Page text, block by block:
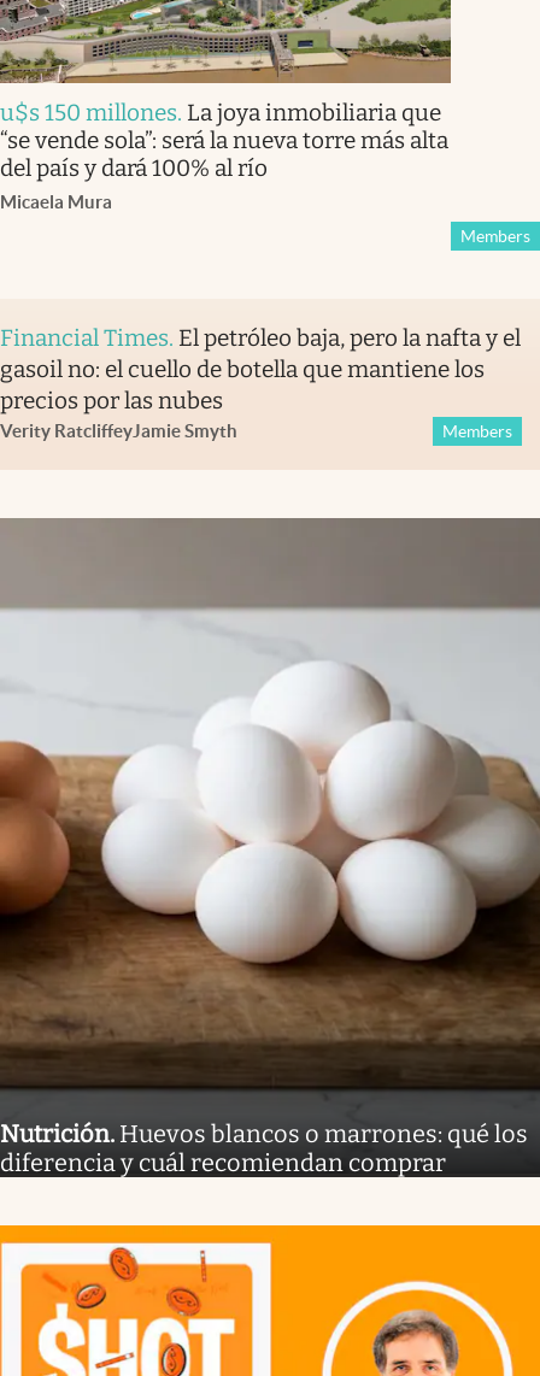
u$s 150 millones. La joya inmobiliaria que
“se vende sola”: será la nueva torre más alta
del país y dará 100% al río
Micaela Mura
Members
Financial Times. El petróleo baja, pero la nafta y el
gasoil no: el cuello de botella que mantiene los
precios por las nubes
Verity RatcliffeyJamie Smyth Members
Nutrición. Huevos blancos o marrones: qué los
diferencia y cuál recomiendan comprar